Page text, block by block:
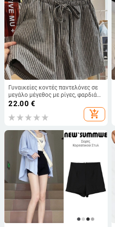
Γυναικείες κοντές παντελόνες σε
μεγάλο μέγεθος με ρίγες, φαρδιά
γραμμή Α, ελαστική μέση και
κορδόνι, ελαφρύ ύφασμα για
καλοκαίρι
22.00 €
add_shopping_cart